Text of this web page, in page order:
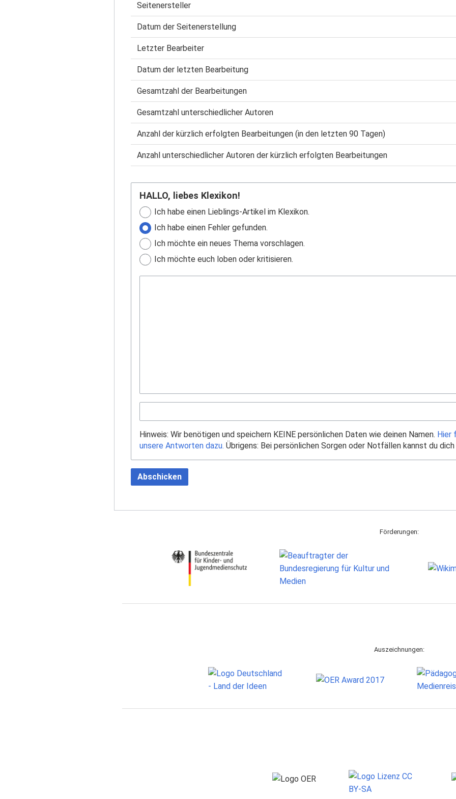
Seitenersteller
Datum der Seitenerstellung
Letzter Bearbeiter
Datum der letzten Bearbeitung
Gesamtzahl der Bearbeitungen
Gesamtzahl unterschiedlicher Autoren
Anzahl der kürzlich erfolgten Bearbeitungen (in den letzten 90 Tagen)
Anzahl unterschiedlicher Autoren der kürzlich erfolgten Bearbeitungen
HALLO, liebes Klexikon!
Ich habe einen Lieblings-Artikel im Klexikon.
Ich habe einen Fehler gefunden.
Ich möchte ein neues Thema vorschlagen.
Ich möchte euch loben oder kritisieren.
Hinweis: Wir benötigen und speichern KEINE persönlichen Daten wie deinen Namen. Hier
unsere Antworten dazu. Übrigens: Bei persönlichen Sorgen oder Notfällen kannst du
Abschicken
Förderungen:
Auszeichnungen: